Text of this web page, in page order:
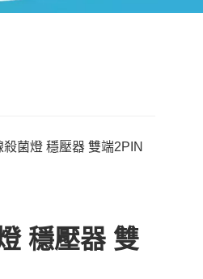
殺菌燈 穩壓器 雙端2PIN
穩壓器 雙